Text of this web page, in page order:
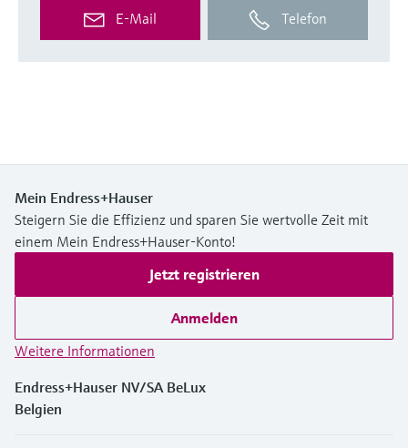
E-Mail Telefon
Mein Endress+Hauser
Steigern Sie die Effizienz und sparen Sie wertvolle Zeit mit
einem Mein Endress+Hauser-Konto!
Jetzt registrieren
Anmelden
Weitere Informationen
Endress+Hauser NV/SA BeLux
Belgien